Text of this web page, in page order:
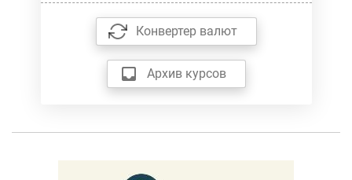
Конвертер валют
Архив курсов